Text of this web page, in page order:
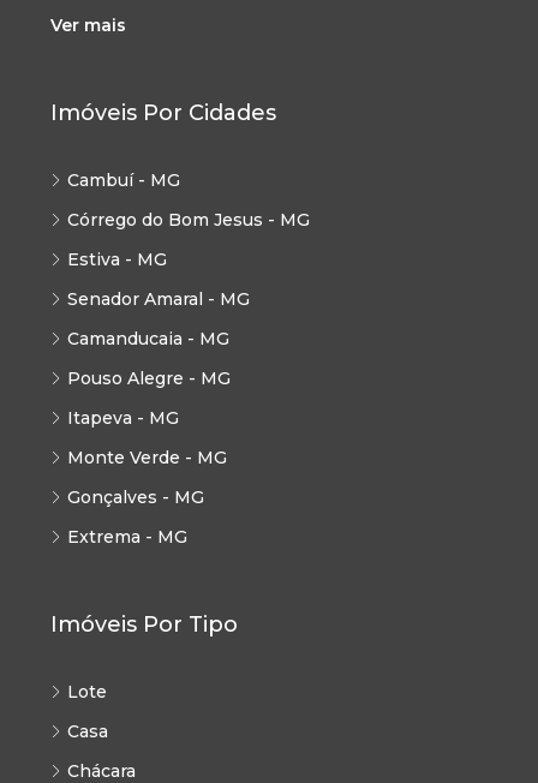
Ver mais
Imóveis Por Cidades
Cambuí - MG
Córrego do Bom Jesus - MG
Estiva - MG
Senador Amaral - MG
Camanducaia - MG
Pouso Alegre - MG
Itapeva - MG
Monte Verde - MG
Gonçalves - MG
Extrema - MG
Imóveis Por Tipo
Lote
Casa
Chácara